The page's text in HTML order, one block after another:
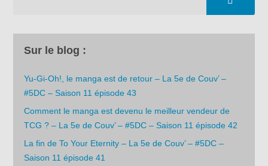
Sur le blog :
Yu-Gi-Oh!, le manga est de retour – La 5e de Couv’ –
#5DC – Saison 11 épisode 43
Comment le manga est devenu le meilleur vendeur de
TCG ? – La 5e de Couv’ – #5DC – Saison 11 épisode 42
La fin de To Your Eternity – La 5e de Couv’ – #5DC –
Saison 11 épisode 41